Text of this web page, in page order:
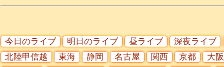
今日のライブ 明日のライブ 昼ライブ
深夜ライブ
北陸甲信越
東海 静岡 名古屋 関西 京都
大阪